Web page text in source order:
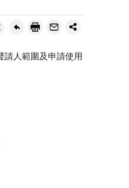
人範圍及申請使用